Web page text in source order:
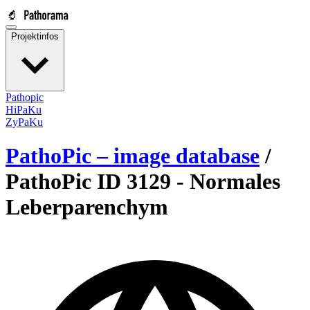
Projektinfos
Pathopic
HiPaKu
ZyPaKu
PathoPic – image database /
PathoPic ID 3129 - Normales
Leberparenchym